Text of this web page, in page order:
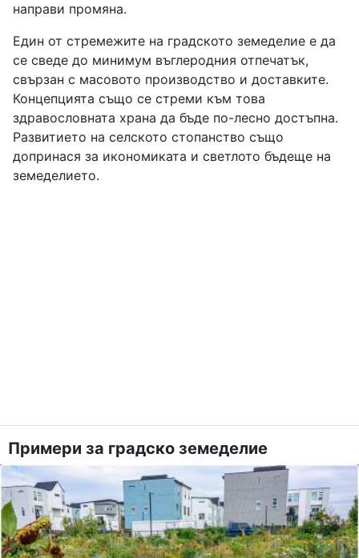
направи промяна.
Един от стремежите на градското земеделие е да
се сведе до минимум въглеродния отпечатък,
свързан с масовото производство и доставките.
Концепцията също се стреми към това
здравословната храна да бъде по-лесно достъпна.
Развитието на селското стопанство също
допринася за икономиката и светлото бъдеще на
земеделието.
Примери за градско земеделие